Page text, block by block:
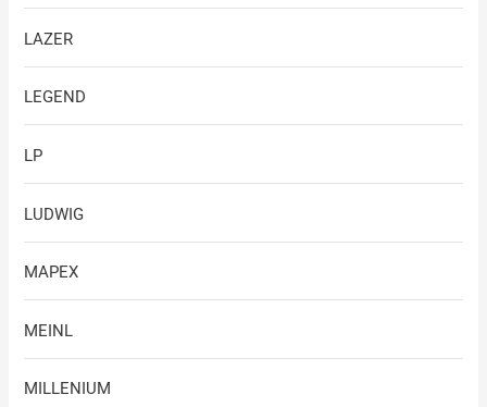
LAZER
LEGEND
LP
LUDWIG
MAPEX
MEINL
MILLENIUM